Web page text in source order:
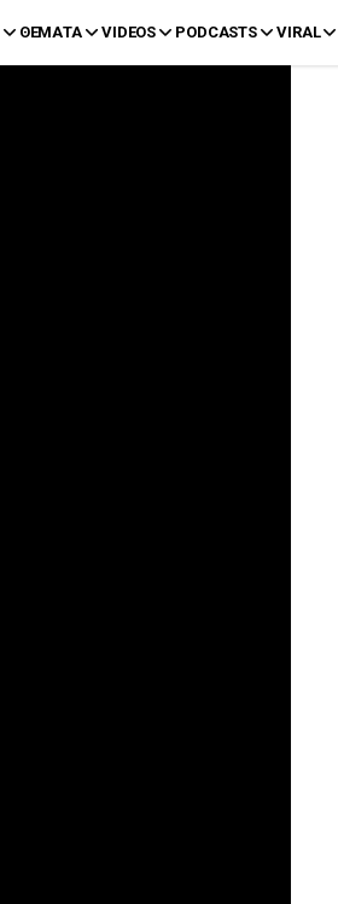
ΘΕΜΑΤΑ VIDEOS PODCASTS VIRAL